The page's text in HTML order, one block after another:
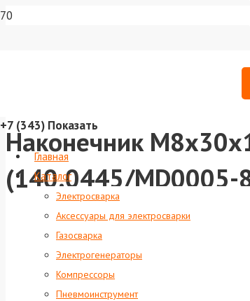
+7 (343) Показать
Главная
Каталог
Электросварка
Аксессуары для электросварки
Газосварка
Электрогенераторы
Компрессоры
Пневмоинструмент
Наконечник
(140.0445/MD0005-